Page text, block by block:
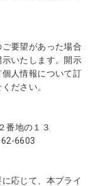
要望があった場合
いたします。開示
人情報について訂
ださい。
番地の１３
6603
応じて、本プライ